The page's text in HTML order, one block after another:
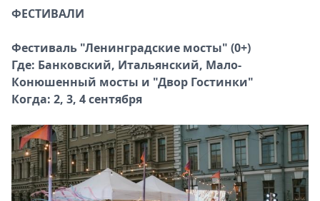
ФЕСТИВАЛИ
Фестиваль "Ленинградские мосты" (0+)
Где: Банковский, Итальянский, Мало-
Конюшенный мосты и "Двор Гостинки"
Когда: 2, 3, 4 сентября